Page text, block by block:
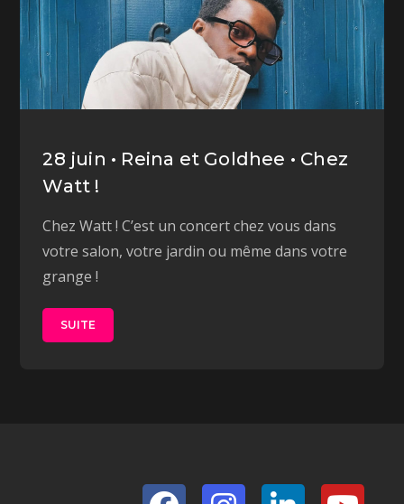
28 juin • Reina et Goldhee • Chez
Watt !
Chez Watt ! C’est un concert chez vous dans
votre salon, votre jardin ou même dans votre
grange !
SUITE